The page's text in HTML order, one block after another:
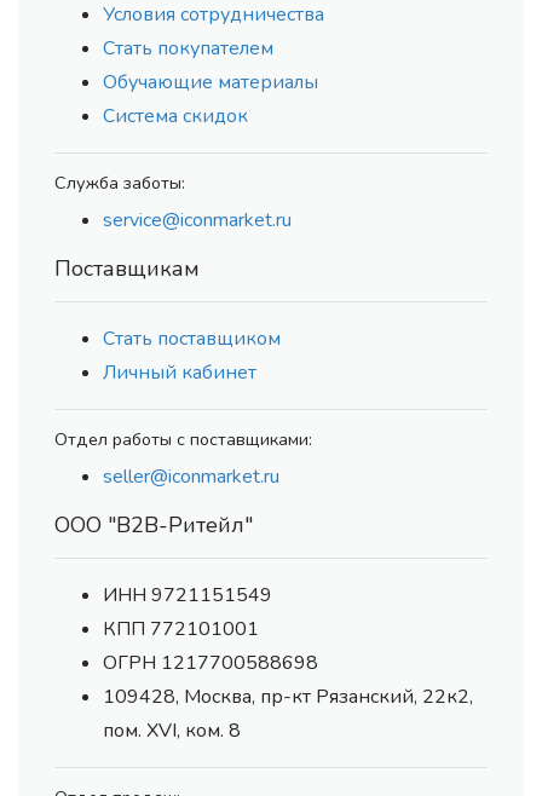
Условия сотрудничества
Стать покупателем
Обучающие материалы
Система скидок
Служба заботы:
service@iconmarket.ru
Поставщикам
Стать поставщиком
Личный кабинет
Отдел работы с поставщиками:
seller@iconmarket.ru
ООО "В2В-Ритейл"
ИНН 9721151549
КПП 772101001
ОГРН 1217700588698
109428, Москва, пр-кт Рязанский, 22к2,
пом. XVI, ком. 8